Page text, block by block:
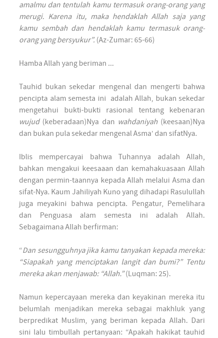
amalmu dan tentulah kamu termasuk orang-orang yang
merugi. Karena itu, maka hendaklah Allah saja yang
kamu sembah dan hendaklah kamu termasuk orang-
orang yang bersyukur”. (Az-Zumar: 65-66)
Hamba Allah yang beriman ...
Tauhid bukan sekedar mengenal dan mengerti bahwa
pencipta alam semesta ini adalah Allah, bukan sekedar
mengetahui bukti-bukti rasional tentang kebenaran
wujud(keberadaan)Nya dan wahdaniyah(keesaan)Nya
dan bukan pula sekedar mengenal Asma’ dan sifatNya.
Iblis mempercayai bahwa Tuhannya adalah Allah,
bahkan mengakui keesaaan dan kemahakuasaan Allah
dengan permin-taannya kepada Allah melalui Asma dan
sifat-Nya. Kaum Jahiliyah Kuno yang dihadapi Rasulullah
juga meyakini bahwa pencipta. Pengatur, Pemelihara
dan Penguasa alam semesta ini adalah Allah.
Sebagaimana Allah berfirman:
“Dan sesungguhnya jika kamu tanyakan kepada mereka:
“Siapakah yang menciptakan langit dan bumi?” Tentu
mereka akan menjawab: “Allah.”(Luqman: 25).
Namun kepercayaan mereka dan keyakinan mereka itu
belumlah menjadikan mereka sebagai makhluk yang
berpredikat Muslim, yang beriman kepada Allah. Dari
sini lalu timbullah pertanyaan: “Apakah hakikat tauhid